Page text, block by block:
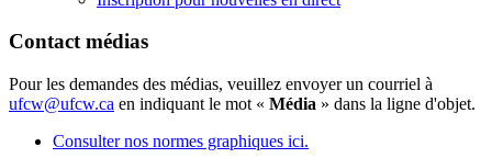
Contact médias
Pour les demandes des médias, veuillez envoyer un courriel à
ufcw@ufcw.ca en indiquant le mot « Média » dans la ligne d'objet.
Consulter nos normes graphiques ici.